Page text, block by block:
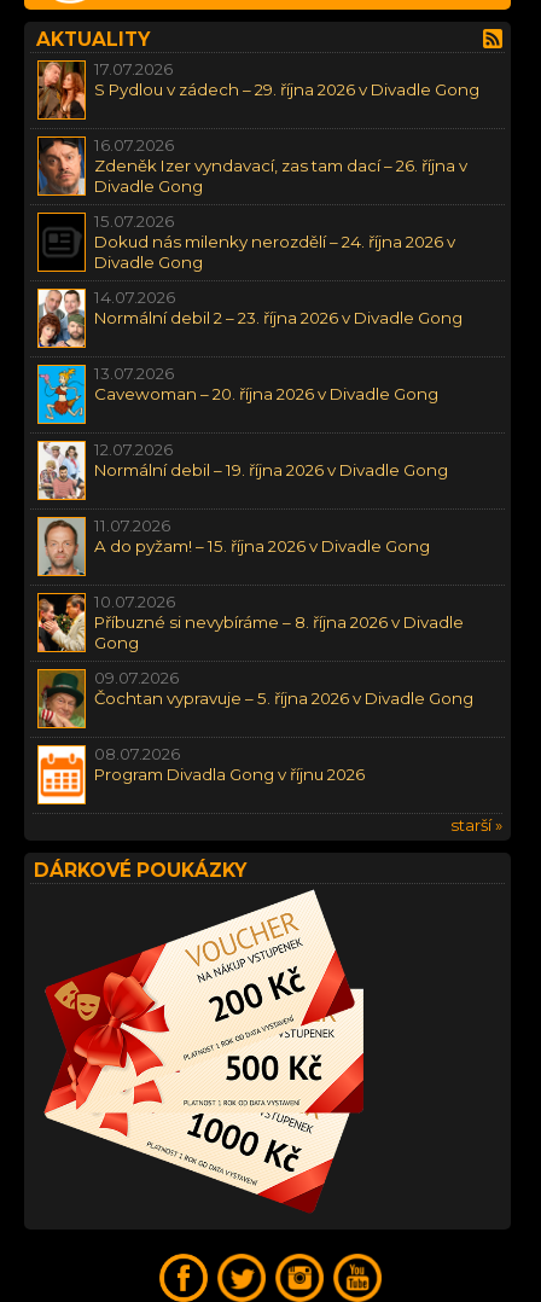
AKTUALITY
17.07.2026
S Pydlou v zádech – 29. října 2026 v Divadle Gong
16.07.2026
Zdeněk Izer vyndavací, zas tam dací – 26. října v
Divadle Gong
15.07.2026
Dokud nás milenky nerozdělí – 24. října 2026 v
Divadle Gong
14.07.2026
Normální debil 2 – 23. října 2026 v Divadle Gong
13.07.2026
Cavewoman – 20. října 2026 v Divadle Gong
12.07.2026
Normální debil – 19. října 2026 v Divadle Gong
11.07.2026
A do pyžam! – 15. října 2026 v Divadle Gong
10.07.2026
Příbuzné si nevybíráme – 8. října 2026 v Divadle
Gong
09.07.2026
Čochtan vypravuje – 5. října 2026 v Divadle Gong
08.07.2026
Program Divadla Gong v říjnu 2026
starší »
DÁRKOVÉ POUKÁZKY